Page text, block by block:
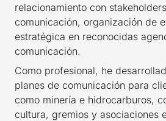
relacionamiento con
comunicación, organización de
estratégica en reconocidas
comunicación.
Como profesional, he
planes de comunicación para
como minería e hidrocarburos,
cultura, gremios y asociaciones